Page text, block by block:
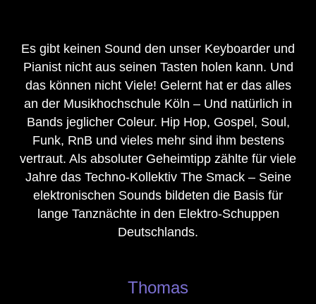
Es gibt keinen Sound den unser Keyboarder und
Pianist nicht aus seinen Tasten holen kann. Und
das können nicht Viele! Gelernt hat er das alles
an der Musikhochschule Köln – Und natürlich in
Bands jeglicher Coleur. Hip Hop, Gospel, Soul,
Funk, RnB und vieles mehr sind ihm bestens
vertraut. Als absoluter Geheimtipp zählte für viele
Jahre das Techno-Kollektiv The Smack – Seine
elektronischen Sounds bildeten die Basis für
lange Tanznächte in den Elektro-Schuppen
Deutschlands.
Thomas